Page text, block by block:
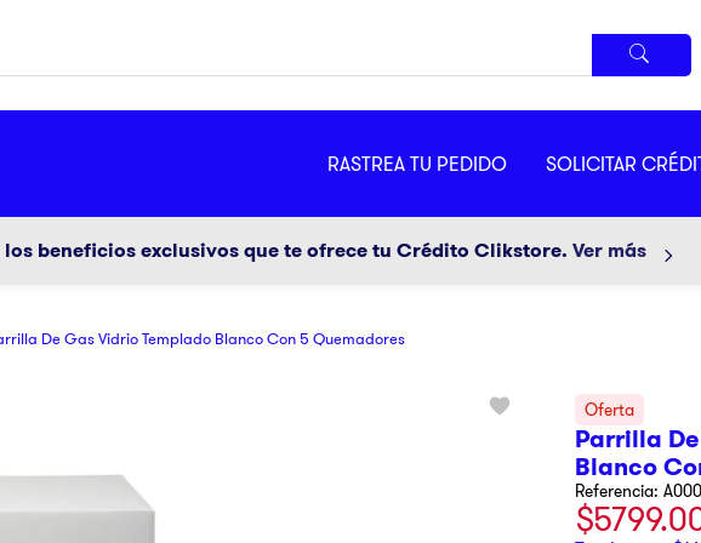
RASTREA TU PEDIDO SOLICITAR
beneficios exclusivos que te ofrece tu Crédito Clikstore. Ver más
De Gas Vidrio Templado Blanco Con 5 Quemadores
Parrilla
Blanco
Referencia:
$5799.